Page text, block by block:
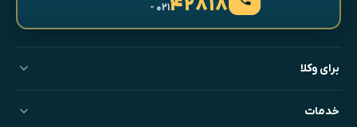
۴۲۸۱۸- ۰۲۱
برای وکلا
خدمات